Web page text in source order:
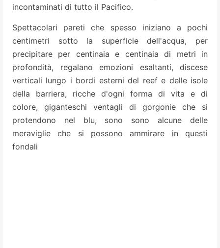
incontaminati di tutto il Pacifico.
Spettacolari pareti che spesso iniziano a pochi
centimetri sotto la superficie dell'acqua, per
precipitare per centinaia e centinaia di metri in
profondità, regalano emozioni esaltanti, discese
verticali lungo i bordi esterni del reef e delle isole
della barriera, ricche d'ogni forma di vita e di
colore, giganteschi ventagli di gorgonie che si
protendono nel blu, sono sono alcune delle
meraviglie che si possono ammirare in questi
fondali